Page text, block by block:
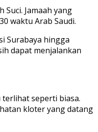
Jamaah yang
waktu Arab Saudi.
Surabaya hingga
dapat menjalankan
seperti biasa.
kloter yang datang